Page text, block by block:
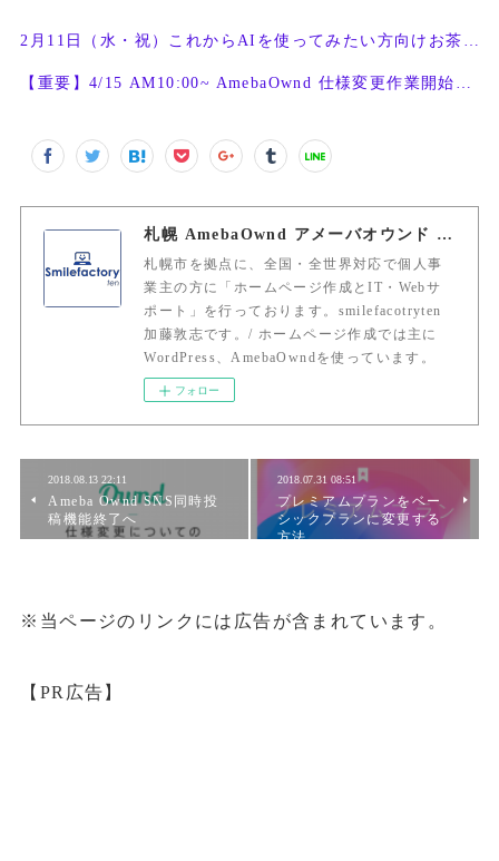
2月11日（水・祝）これからAIを使ってみたい方向けお茶会開催
【重要】4/15 AM10:00~ AmebaOwnd 仕様変更作業開始予定
札幌 AmebaOwnd アメーバオウンド 加藤敦志
札幌市を拠点に、全国・全世界対応で個人事
業主の方に「ホームページ作成とIT・Webサ
ポート」を行っております。smilefacotryten
加藤敦志です。/ ホームページ作成では主に
WordPress、AmebaOwndを使っています。
フォロー
2018.08.13 22:11
Ameba Ownd SNS同時投
稿機能終了へ
2018.07.31 08:51
プレミアムプランをベー
シックプランに変更する
方法
※当ページのリンクには広告が含まれています。
【PR広告】